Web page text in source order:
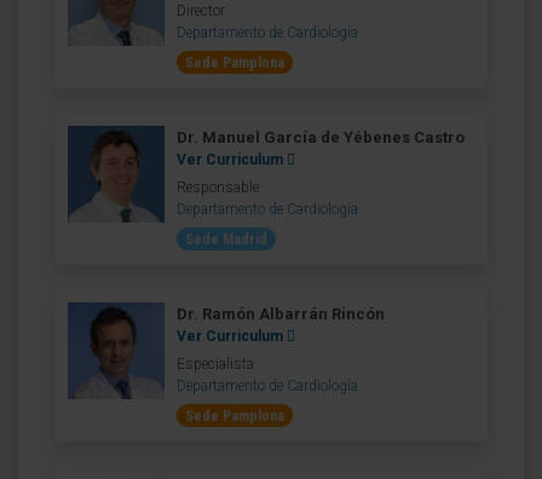
Director
Departamento de Cardiología
Sede Pamplona
Dr. Manuel García de Yébenes Castro
Ver Curriculum
Responsable
Departamento de Cardiología
Sede Madrid
Dr. Ramón Albarrán Rincón
Ver Curriculum
Especialista
Departamento de Cardiología
Sede Pamplona